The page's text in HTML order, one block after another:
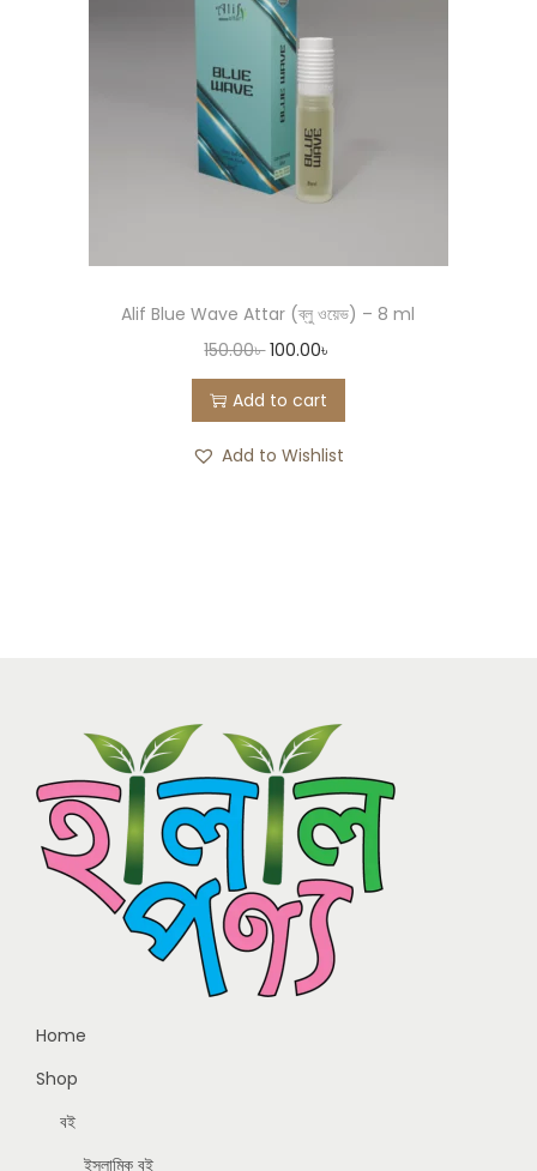
Alif Blue Wave Attar (ব্লু ওয়েভ) – 8 ml
150.00৳ 100.00৳
Add to cart
Add to Wishlist
Home
Shop
বই
ইসলামিক বই